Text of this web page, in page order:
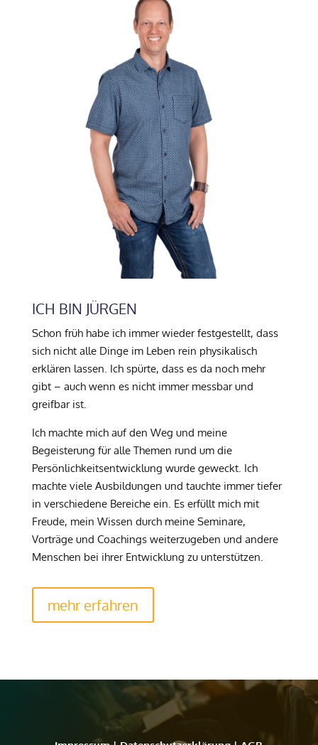
ICH BIN JÜRGEN
Schon früh habe ich immer wieder festgestellt, dass
sich nicht alle Dinge im Leben rein physikalisch
erklären lassen. Ich spürte, dass es da noch mehr
gibt – auch wenn es nicht immer messbar und
greifbar ist.
Ich machte mich auf den Weg und meine
Begeisterung für alle Themen rund um die
Persönlichkeitsentwicklung wurde geweckt. Ich
machte viele Ausbildungen und tauchte immer tiefer
in verschiedene Bereiche ein. Es erfüllt mich mit
Freude, mein Wissen durch meine Seminare,
Vorträge und Coachings weiterzugeben und andere
Menschen bei ihrer Entwicklung zu unterstützen.
mehr erfahren